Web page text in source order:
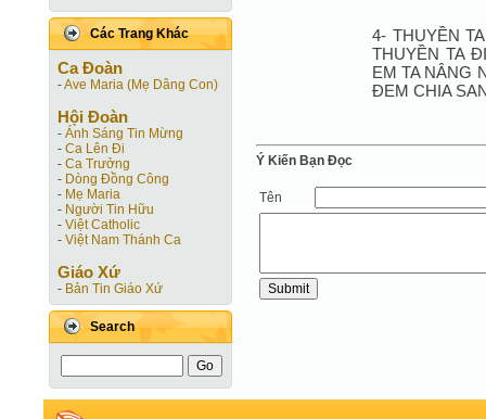
Các Trang Khác
Ca Ðoàn
-Ave Maria (Mẹ Dâng Con)
Hội Ðoàn
- Ánh Sáng Tin Mừng
- Ca Lên Đi
- Ca Trưởng
- Dòng Đồng Công
- Mẹ Maria
- Người Tin Hữu
- Việt Catholic
- Việt Nam Thánh Ca
Giáo Xứ
- Bản Tin Giáo Xứ
Search
4- THUYỀN
THUYỀN TA
EM TA NÂNG
ĐEM CHIA
Ý Kiến Bạn Ðọc
Tên